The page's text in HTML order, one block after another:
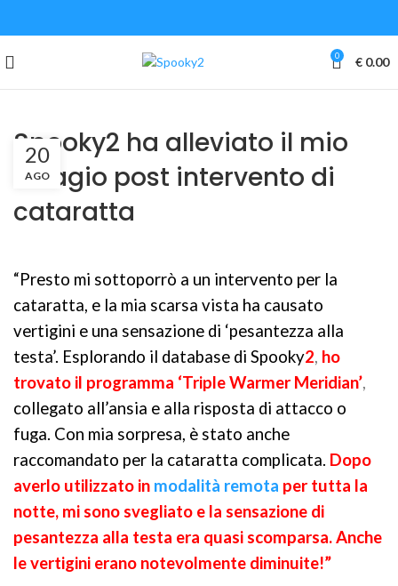
0 € 0.00
Spooky2 ha alleviato il mio
disagio post intervento di
cataratta
20
AGO
“Presto mi sottoporrò a un intervento per la
cataratta, e la mia scarsa vista ha causato
vertigini e una sensazione di ‘pesantezza alla
testa’. Esplorando il database di Spooky2, ho
trovato il programma ‘Triple Warmer Meridian’,
collegato all’ansia e alla risposta di attacco o
fuga. Con mia sorpresa, è stato anche
raccomandato per la cataratta complicata. Dopo
averlo utilizzato in modalità remota per tutta la
notte, mi sono svegliato e la sensazione di
pesantezza alla testa era quasi scomparsa. Anche
le vertigini erano notevolmente diminuite!”